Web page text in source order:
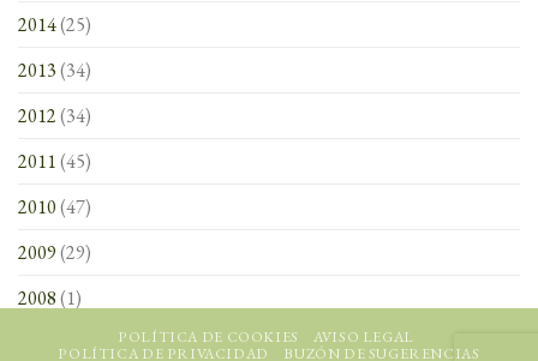
2014(25)
2013(34)
2012(34)
2011(45)
2010(47)
2009(29)
2008(1)
POLÍTICA DE COOKIES
AVISO LEGAL
POLÍTICA DE PRIVACIDAD
BUZÓN DE SUGERENCIAS